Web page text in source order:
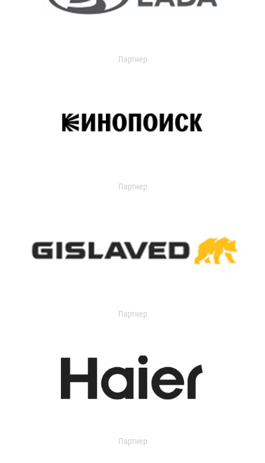
Партнер
Партнер
Партнер
Партнер